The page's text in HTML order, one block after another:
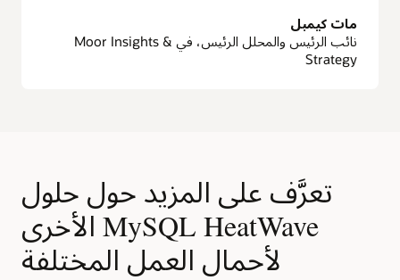
مات كيمبل
نائب الرئيس والمحلل الرئيس، في Moor Insights &
Strategy
تعرَّف على المزيد حول حلول
MySQL HeatWave الأخرى
لأحمال العمل المختلفة